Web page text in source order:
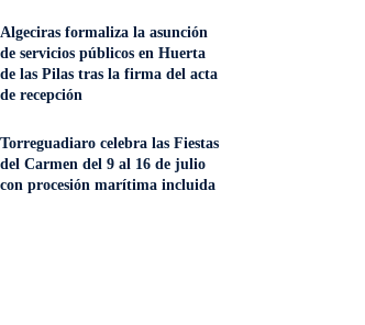
Algeciras formaliza la asunción
de servicios públicos en Huerta
de las Pilas tras la firma del acta
de recepción
Torreguadiaro celebra las Fiestas
del Carmen del 9 al 16 de julio
con procesión marítima incluida